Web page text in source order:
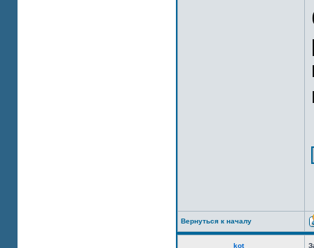
Вернуться к началу
kot_